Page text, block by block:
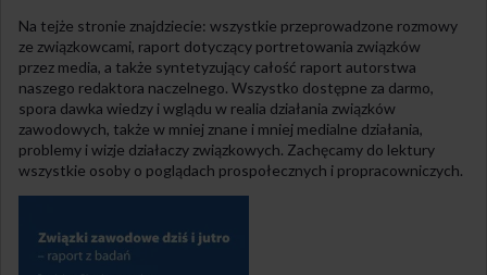
Na tejże stronie znajdziecie: wszystkie przeprowadzone rozmowy
ze związkowcami, raport dotyczący portretowania związków
przez media, a także syntetyzujący całość raport autorstwa
naszego redaktora naczelnego. Wszystko dostępne za darmo,
spora dawka wiedzy i wglądu w realia działania związków
zawodowych, także w mniej znane i mniej medialne działania,
problemy i wizje działaczy związkowych. Zachęcamy do lektury
wszystkie osoby o poglądach prospołecznych i propracowniczych.